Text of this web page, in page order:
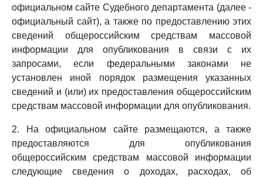
официальном сайте Судебного департамента (далее -
официальный сайт), а также по предоставлению этих
сведений общероссийским средствам массовой
информации для опубликования в связи с их
запросами, если федеральными законами не
установлен иной порядок размещения указанных
сведений и (или) их предоставления общероссийским
средствам массовой информации для опубликования.
2. На официальном сайте размещаются, а также
предоставляются для опубликования
общероссийским средствам массовой информации
следующие сведения о доходах, расходах, об